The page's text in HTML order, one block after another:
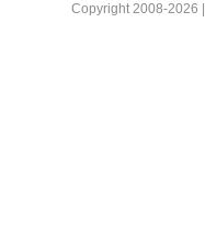
Copyright 2008-2026